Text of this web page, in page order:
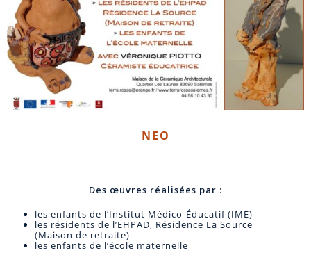
NEO
Des œuvres réalisées par :
les enfants de l’Institut Médico-Éducatif (IME)
les résidents de l’EHPAD, Résidence La Source
(Maison de retraite)
les enfants de l’école maternelle